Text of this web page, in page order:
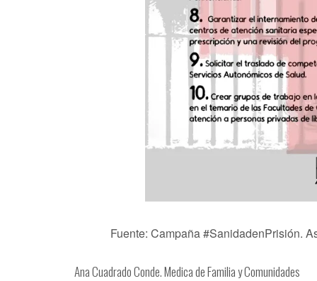
Fuente: Campaña #SanidadenPrisión.
Ana Cuadrado Conde. Medica de Familia y Comunidades